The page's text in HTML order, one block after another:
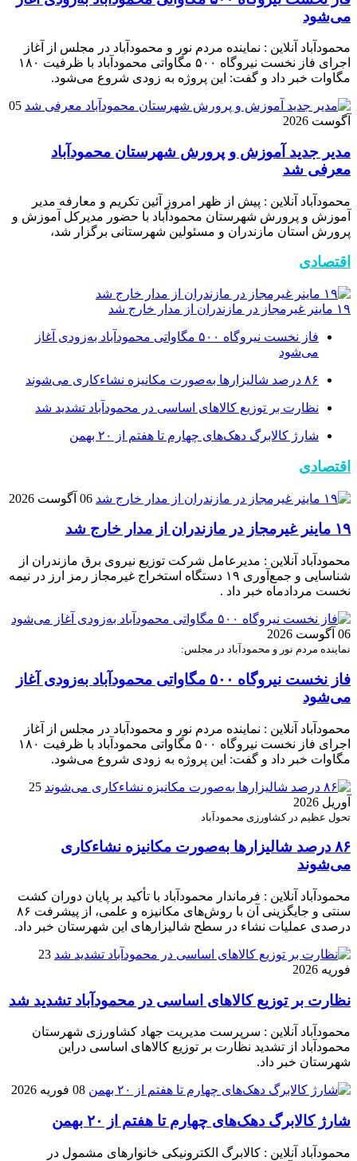
می‌شود
محمودآباد آنلاین : نماینده مردم نور و محمودآباد در مجلس از آغاز
اجرای فاز نخست نیروگاه ۵۰۰ مگاواتی محمودآباد با ظرفیت ۱۸۰
مگاوات خبر داد و گفت: این پروژه به زودی شروع می‌شود.
05
آگوست 2026
مدیر جدید آموزش و پرورش شهرستان محمودآباد
معرفی شد
محمودآباد آنلاین : پیش از ظهر امروز آئین تکریم و معارفه مدیر
آموزش و پرورش شهرستان محمودآباد با حضور مدیرکل آموزش و
پرورش استان مازندران و مسئولین شهرستانی برگزار شد،
اقتصادی
۱۹ ماینر غیرمجاز در مازندران از مدار خارج شد
فاز نخست نیروگاه ۵۰۰ مگاواتی محمودآباد به‌زودی آغاز
می‌شود
۸۶ درصد شالیزارها به‌صورت مکانیزه نشاءکاری می‌شوند
نظارت بر توزیع کالا‌های اساسی در محمودآباد تشدید شد
شارژ کالابرگ دهک‌های چهارم تا هفتم از ۲۰ بهمن
اقتصادی
06 آگوست 2026
۱۹ ماینر غیرمجاز در مازندران از مدار خارج شد
محمودآباد آنلاین : مدیرعامل شرکت توزیع نیروی برق مازندران از
شناسایی و جمع‌آوری ۱۹ دستگاه استخراج غیرمجاز رمز ارز در نیمه
نخست مردادماه خبر داد .
06 آگوست 2026
نماینده مردم نور و محمودآباد در مجلس:
فاز نخست نیروگاه ۵۰۰ مگاواتی محمودآباد به‌زودی آغاز
می‌شود
محمودآباد آنلاین : نماینده مردم نور و محمودآباد در مجلس از آغاز
اجرای فاز نخست نیروگاه ۵۰۰ مگاواتی محمودآباد با ظرفیت ۱۸۰
مگاوات خبر داد و گفت: این پروژه به زودی شروع می‌شود.
25
آوریل 2026
تحول عظیم در کشاورزی محمودآباد
۸۶ درصد شالیزارها به‌صورت مکانیزه نشاءکاری
می‌شوند
محمودآباد آنلاین : فرماندار محمودآباد با تأکید بر پایان دوران کشت
سنتی و جایگزینی آن با روش‌های مکانیزه و علمی، از پیشرفت ۸۶
درصدی عملیات نشاء در سطح شالیزارهای این شهرستان خبر داد.
23
فوریه 2026
نظارت بر توزیع کالا‌های اساسی در محمودآباد تشدید شد
محمودآباد آنلاین : سرپرست مدیریت جهاد کشاورزی شهرستان
محمودآباد از تشدید نظارت بر توزیع کالا‌های اساسی دراین
شهرستان خبر داد.
08 فوریه 2026
شارژ کالابرگ دهک‌های چهارم تا هفتم از ۲۰ بهمن
محمودآباد آنلاین : کالابرگ الکترونیکی خانوار‌های مشمول در